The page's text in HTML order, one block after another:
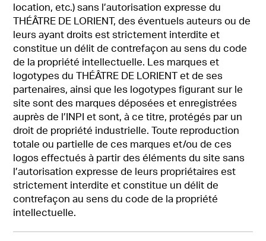
location, etc.) sans l’autorisation expresse du
THÉÂTRE DE LORIENT, des éventuels auteurs ou de
leurs ayant droits est strictement interdite et
constitue un délit de contrefaçon au sens du code
de la propriété intellectuelle. Les marques et
logotypes du THÉÂTRE DE LORIENT et de ses
partenaires, ainsi que les logotypes figurant sur le
site sont des marques déposées et enregistrées
auprès de l’INPI et sont, à ce titre, protégés par un
droit de propriété industrielle. Toute reproduction
totale ou partielle de ces marques et/ou de ces
logos effectués à partir des éléments du site sans
l’autorisation expresse de leurs propriétaires est
strictement interdite et constitue un délit de
contrefaçon au sens du code de la propriété
intellectuelle.